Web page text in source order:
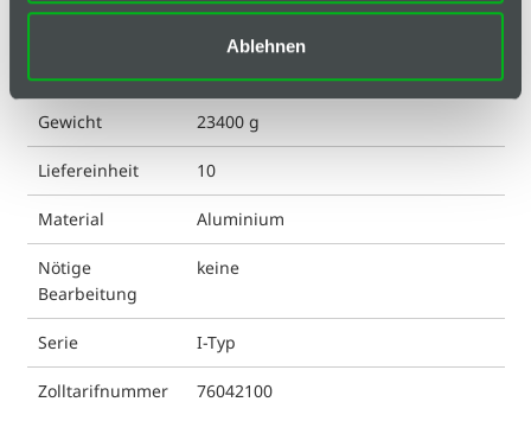
Ablehnen
Geeignet für Nut 5
Gewicht 23400 g
Liefereinheit 10
Material Aluminium
Nötige
Bearbeitung
keine
Serie I-Typ
Zolltarifnummer 76042100